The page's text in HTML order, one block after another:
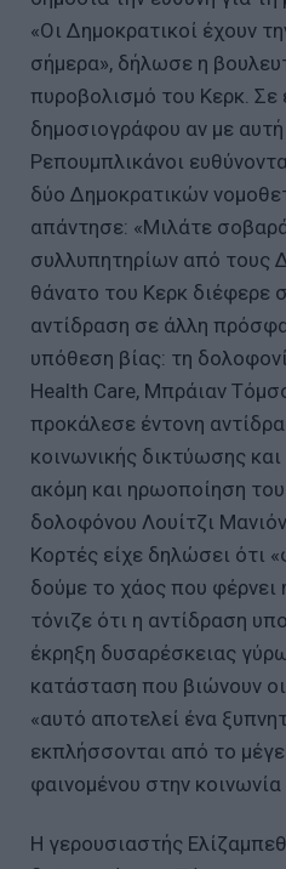
«Οι Δημοκρατικοί έχουν
σήμερα», δήλωσε η
πυροβολισμό του Κερκ.
δημοσιογράφου αν με αυτή
Ρεπουμπλικάνοι
δύο Δημοκρατικών
απάντησε: «Μιλάτε
συλλυπητηρίων από τους
θάνατο του Κερκ διέφερε
αντίδραση σε άλλη
υπόθεση βίας: τη
Health Care, Μπράιαν
προκάλεσε έντονη
κοινωνικής δικτύωσης
ακόμη και ηρωοποίηση
δολοφόνου Λουίτζι
Κορτές είχε δηλώσει ότι
δούμε το χάος που φέρνει
τόνιζε ότι η αντίδραση
έκρηξη δυσαρέσκειας
κατάσταση που βιώνουν
«αυτό αποτελεί ένα
εκπλήσσονται από το
φαινομένου στην κοινωνία
Η γερουσιαστής